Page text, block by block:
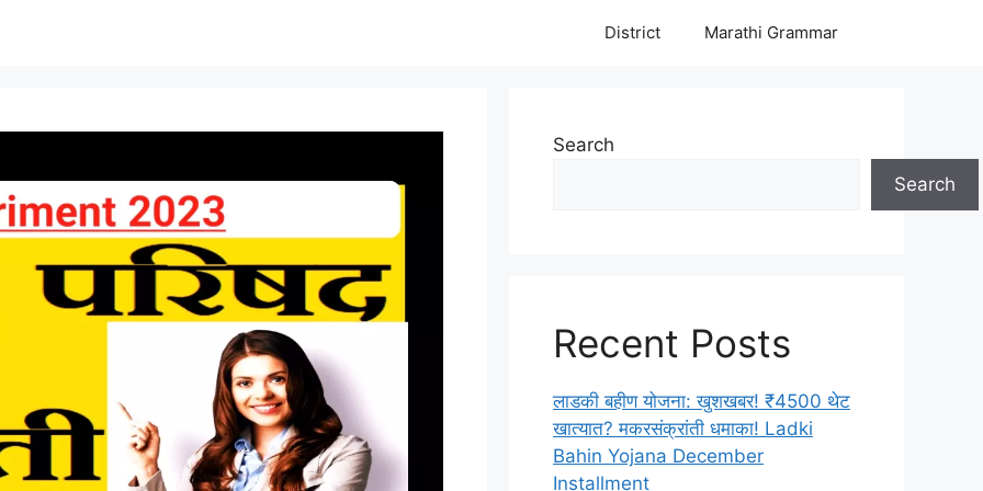
District Marathi Grammar
Search
Search
Recent Posts
लाडकी बहीण योजना: खुशखबर! ₹4500 थेट
खात्यात? मकरसंक्रांती धमाका! Ladki
Bahin Yojana December
Installment